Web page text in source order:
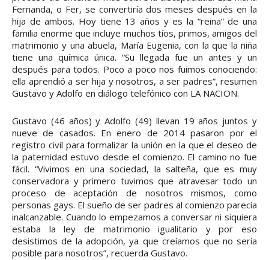
Fernanda, o Fer, se convertiría dos meses después en la
hija de ambos. Hoy tiene 13 años y es la “reina” de una
familia enorme que incluye muchos tíos, primos, amigos del
matrimonio y una abuela, María Eugenia, con la que la niña
tiene una química única. “Su llegada fue un antes y un
después para todos. Poco a poco nos fuimos conociendo:
ella aprendió a ser hija y nosotros, a ser padres”, resumen
Gustavo y Adolfo en diálogo telefónico con LA NACION.
Gustavo (46 años) y Adolfo (49) llevan 19 años juntos y
nueve de casados. En enero de 2014 pasaron por el
registro civil para formalizar la unión en la que el deseo de
la paternidad estuvo desde el comienzo. El camino no fue
fácil. “Vivimos en una sociedad, la salteña, que es muy
conservadora y primero tuvimos que atravesar todo un
proceso de aceptación de nosotros mismos, como
personas gays. El sueño de ser padres al comienzo parecía
inalcanzable. Cuando lo empezamos a conversar ni siquiera
estaba la ley de matrimonio igualitario y por eso
desistimos de la adopción, ya que creíamos que no sería
posible para nosotros”, recuerda Gustavo.